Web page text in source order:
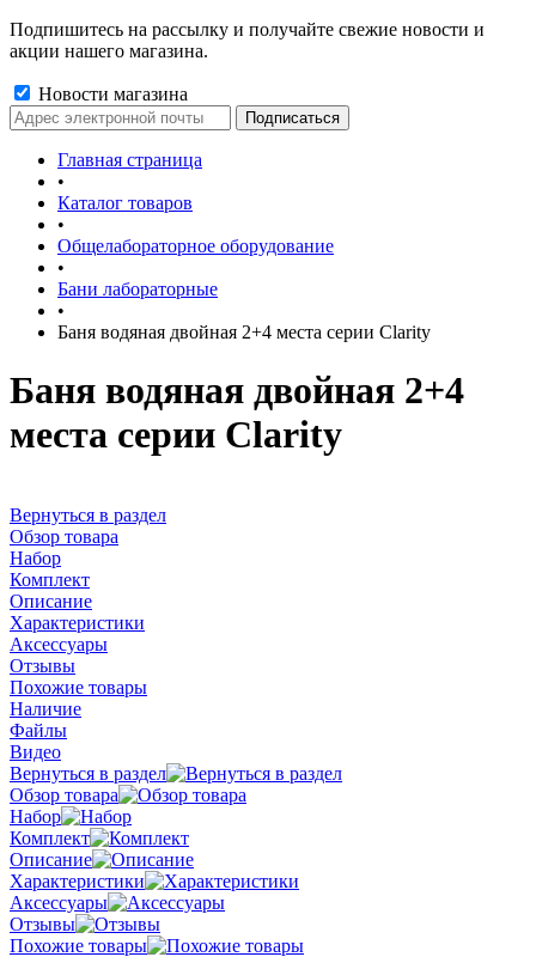
Подпишитесь на рассылку и получайте свежие новости и
акции нашего магазина.
Новости магазина
Главная страница
•
Каталог товаров
•
Общелабораторное оборудование
•
Бани лабораторные
•
Баня водяная двойная 2+4 места серии Clarity
Баня водяная двойная 2+4
места серии Clarity
Вернуться в раздел
Обзор товара
Набор
Комплект
Описание
Характеристики
Аксессуары
Отзывы
Похожие товары
Наличие
Файлы
Видео
Вернуться в раздел
Обзор товара
Набор
Комплект
Описание
Характеристики
Аксессуары
Отзывы
Похожие товары